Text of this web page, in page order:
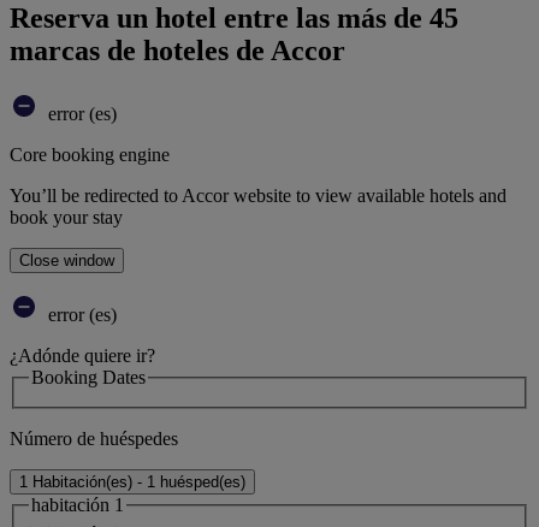
Reserva un hotel entre las más de 45
marcas de hoteles de Accor
error (es)
Core booking engine
You’ll be redirected to Accor website to view available hotels and
book your stay
Close window
error (es)
¿Adónde quiere ir?
Booking Dates
Número de huéspedes
1 Habitación(es) - 1 huésped(es)
habitación 1